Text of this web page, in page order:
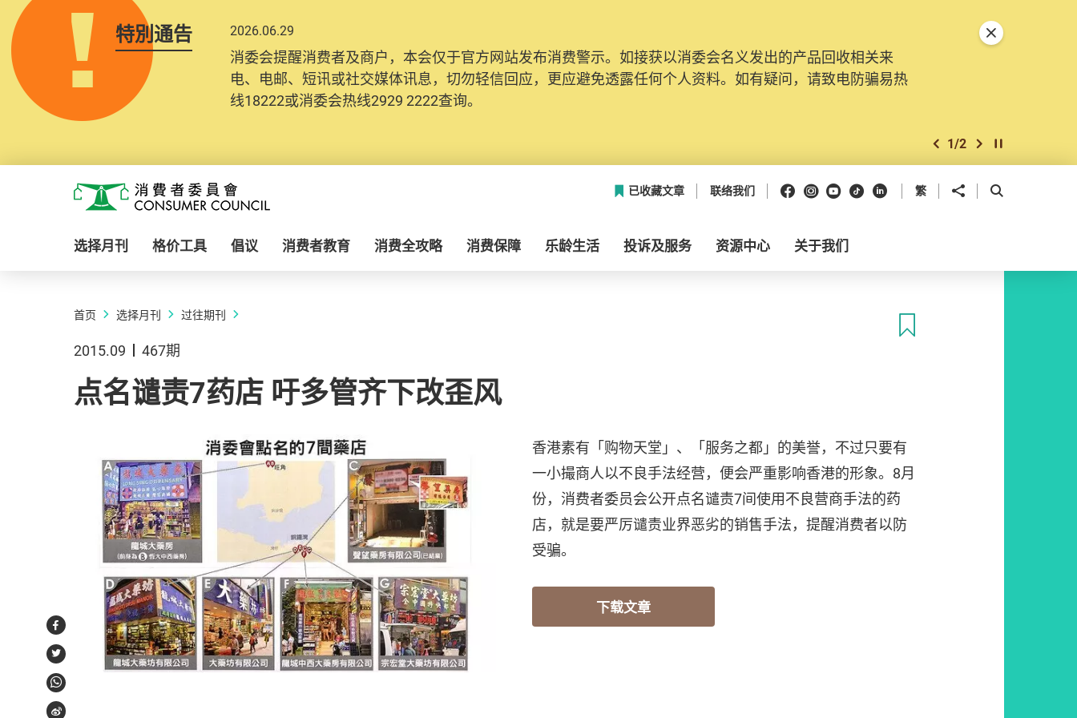
特別通告 2026.06.29
消委会提醒消费者及商户，本会仅于官方网站发布消费警示。如接获以消委会名义发出的产品回收相关来
电、电邮、短讯或社交媒体讯息，切勿轻信回应，更应避免透露任何个人资料。如有疑问，请致电防骗易热
线18222或消委会热线2929 2222查询。
上一个
1/2 下一个开始/暂停幻灯
关闭特別通告
消费者委员会
已收藏文章 联络我们 Facebook
Instagram
Youtube
抖音领英 繁 分享到 开启搜寻框
选择月刊 格价工具 倡议 消费者教育 消费全攻略 消费保障 乐龄生活 投诉及服务 资源中心 关于我们
首页 选择月刊 过往期刊
2015.09 467期
点名谴责7药店 吁多管齐下改歪风
香港素有「购物天堂」、「服务之都」的美誉，不过只要有
一小撮商人以不良手法经营，便会严重影响香港的形象。8月
份，消费者委员会公开点名谴责7间使用不良营商手法的药
店，就是要严厉谴责业界恶劣的销售手法，提醒消费者以防
受骗。
下载文章
Facebook
Twitter
WhatsApp